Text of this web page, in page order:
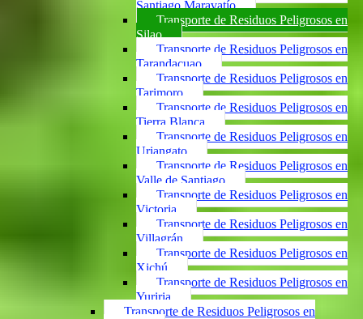
Santiago Maravatío
Transporte de Residuos Peligrosos en
Silao
Transporte de Residuos Peligrosos en
Tarandacuao
Transporte de Residuos Peligrosos en
Tarimoro
Transporte de Residuos Peligrosos en
Tierra Blanca
Transporte de Residuos Peligrosos en
Uriangato
Transporte de Residuos Peligrosos en
Valle de Santiago
Transporte de Residuos Peligrosos en
Victoria
Transporte de Residuos Peligrosos en
Villagrán
Transporte de Residuos Peligrosos en
Xichú
Transporte de Residuos Peligrosos en
Yuriria
Transporte de Residuos Peligrosos en